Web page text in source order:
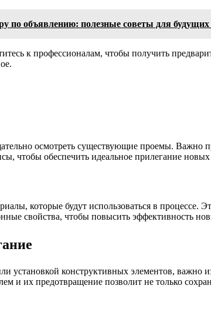
по объявлению: полезные советы для будущих
к профессионалам, чтобы получить
осмотреть существующие проемы. Важно
чтобы обеспечить идеальное прилегание
которые будут использоваться в
свойства, чтобы повысить эффективность
установкой конструктивных элементов, важно
и их предотвращение позволит не только